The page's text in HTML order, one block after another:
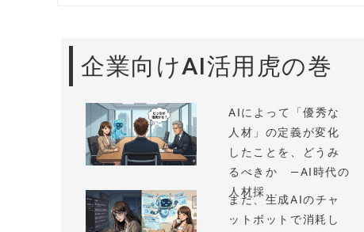
企業向けAI活用虎の巻
AIによって「優秀な
人材」の定義が変化
したことを、どうみ
るべきか —AI時代の
人材採...
まだ、生成AIのチャ
ットボットで消耗し